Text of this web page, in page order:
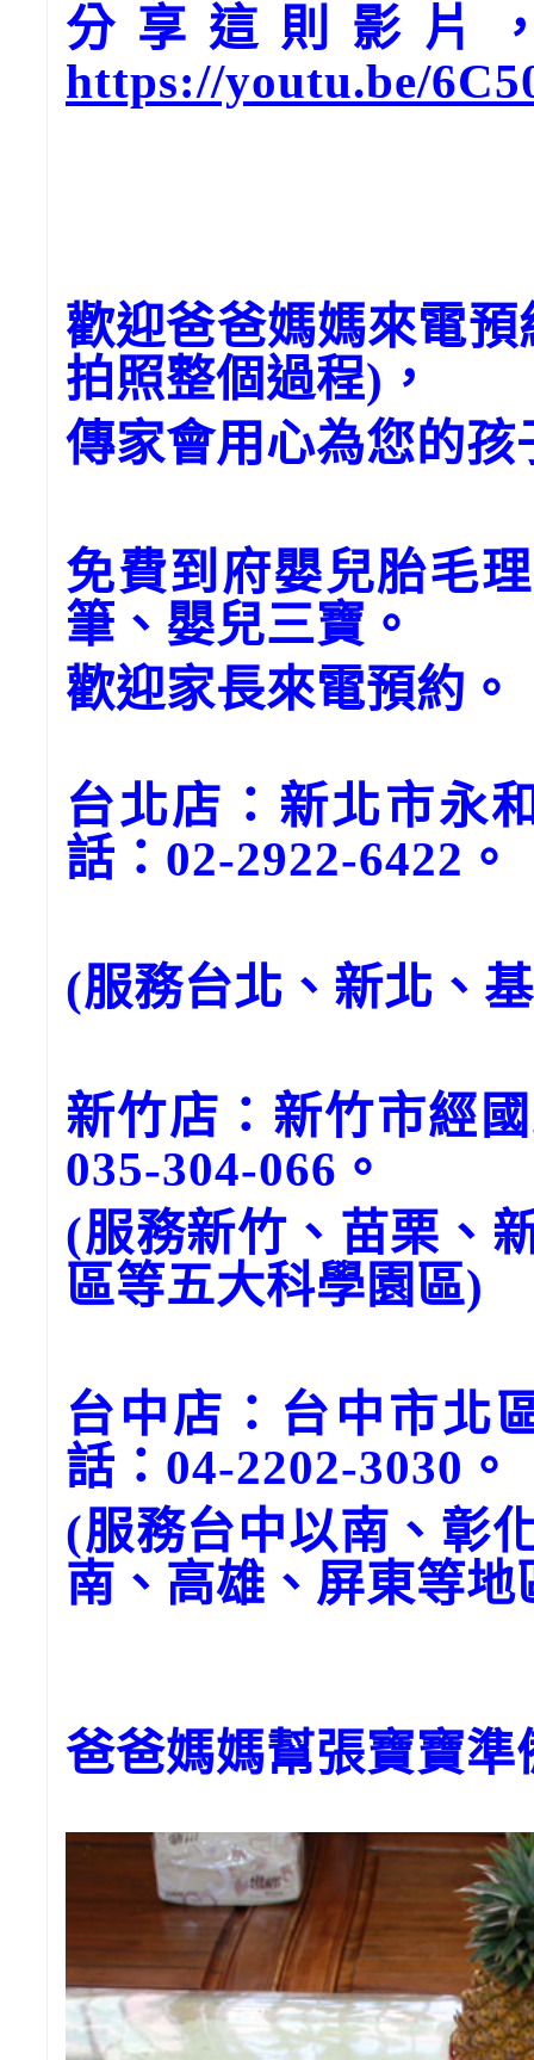
分享這則影片
https://youtu.be/
歡迎爸爸媽媽來電
拍照整個過程)，
傳家會用心為您的
免費到府嬰兒胎毛
筆、嬰兒三寶。
歡迎家長來電預約。
台北店：新北市永
話：02-2922-6422。
(服務台北、新北、
新竹店：新竹市經
035-304-066。
(服務新竹、苗栗、
區等五大科學園區)
台中店：台中市北
話：04-2202-3030。
(服務台中以南、彰
南、高雄、屏東等地
爸爸媽媽幫張寶寶